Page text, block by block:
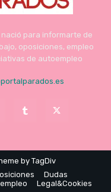
para informarte de
oposiciones, empleo
de autoempleo
by TagDiv
Dudas
Legal&Cookies